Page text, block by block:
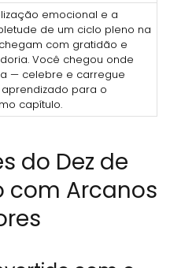
emocional e a
de um ciclo pleno na
com gratidão e
Você chegou onde
— celebre e carregue
para o
capítulo.
do Dez de
com Arcanos